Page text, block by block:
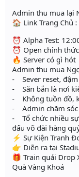
Admin thu mua lại
🏠 Link Trang Chủ
⏰ Alpha Test:
⏰ Open chính
🔥 Server có gì hót
Admin thu mua
- Sever reset, đậm
- Săn bắn là nơi
- Không tuồn đồ,
- Admin chăm
- Tổ chức nhiều sự
đấu võ đài hàng
⚡️ Sự Kiện Tranh
👉 Diễn ra tại
🎁 Train quái Drop
Quà Vàng Khoá